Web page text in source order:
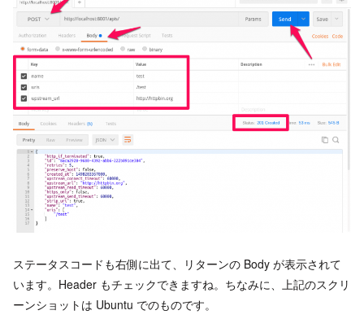
ステータスコードも右側に出て、リターンの Body が表示されて
います。Header もチェックできますね。ちなみに、上記のスクリ
ーンショットは Ubuntu でのものです。